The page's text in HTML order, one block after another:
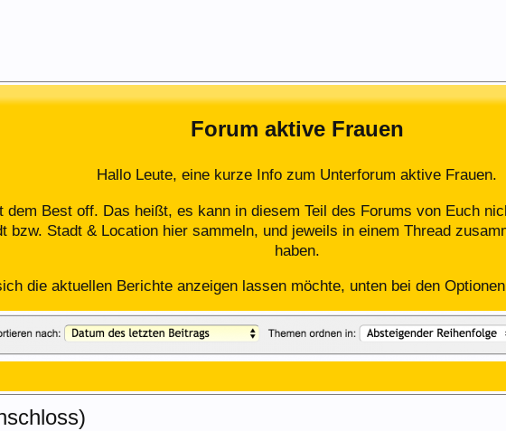
Forum aktive Frauen
Hallo Leute, eine kurze Info zum Unterforum aktive Frauen.
Best off. Das heißt, es kann in diesem Teil des Forums von Euch
bzw. Stadt & Location hier sammeln, und jeweils in einem Thread
haben.
die aktuellen Berichte anzeigen lassen möchte, unten bei den